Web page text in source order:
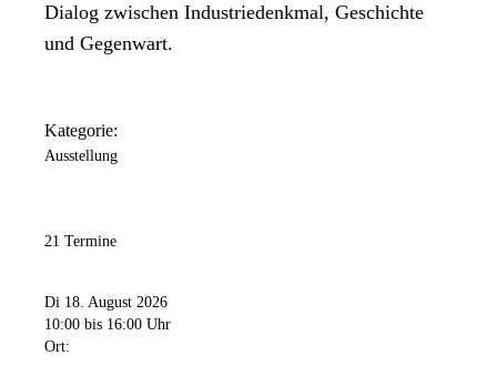
Dialog zwischen Industriedenkmal, Geschichte
und Gegenwart.
Kategorie:
Ausstellung
21 Termine
Di 18. August 2026
10:00 bis 16:00 Uhr
Ort: